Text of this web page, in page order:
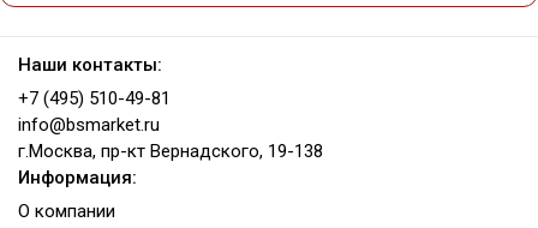
Наши контакты:
+7 (495) 510-49-81
info@bsmarket.ru
г.Москва, пр-кт Вернадского, 19-138
Информация:
О компании